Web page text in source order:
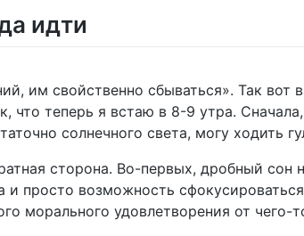
идти
им свойственно сбываться». Так
что теперь я встаю в 8-9 утра.
солнечного света, могу ходить
сторона. Во-первых, дробный
и просто возможность
морального удовлетворения от